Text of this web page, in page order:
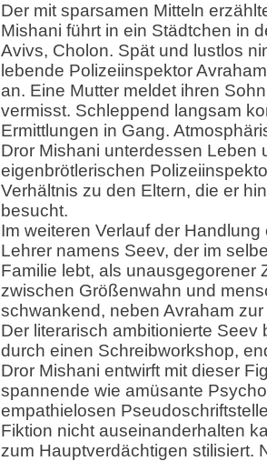
Der mit sparsamen Mitteln
Mishani führt in ein Städtchen in
Avivs, Cholon. Spät und lustlos
lebende Polizeiinspektor
an. Eine Mutter meldet ihren
vermisst. Schleppend langsam
Ermittlungen in Gang.
Dror Mishani unterdessen Leben
eigenbrötlerischen
Verhältnis zu den Eltern, die er
besucht.
Im weiteren Verlauf der
Lehrer namens Seev, der im
Familie lebt, als unausgegorener
zwischen Größenwahn und
schwankend, neben Avraham
Der literarisch ambitionierte Seev
durch einen Schreibworkshop,
Dror Mishani entwirft mit dieser
spannende wie amüsante
empathielosen
Fiktion nicht auseinanderhalten
zum Hauptverdächtigen stilisiert.